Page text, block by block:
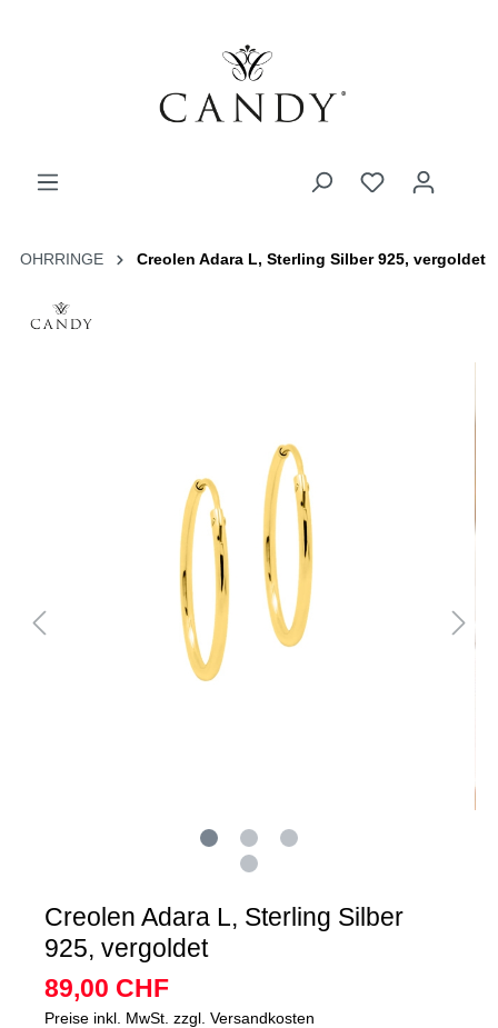
OHRRINGE Creolen Adara L, Sterling Silber 925, vergoldet
Creolen Adara L, Sterling Silber
925, vergoldet
89,00 CHF
Preise inkl. MwSt. zzgl. Versandkosten